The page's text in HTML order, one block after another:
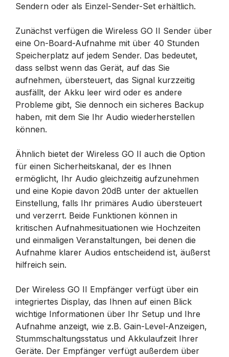
Sendern oder als Einzel-Sender-Set erhältlich.
Zunächst verfügen die Wireless GO II Sender über
eine On-Board-Aufnahme mit über 40 Stunden
Speicherplatz auf jedem Sender. Das bedeutet,
dass selbst wenn das Gerät, auf das Sie
aufnehmen, übersteuert, das Signal kurzzeitig
ausfällt, der Akku leer wird oder es andere
Probleme gibt, Sie dennoch ein sicheres Backup
haben, mit dem Sie Ihr Audio wiederherstellen
können.
Ähnlich bietet der Wireless GO II auch die Option
für einen Sicherheitskanal, der es Ihnen
ermöglicht, Ihr Audio gleichzeitig aufzunehmen
und eine Kopie davon 20dB unter der aktuellen
Einstellung, falls Ihr primäres Audio übersteuert
und verzerrt. Beide Funktionen können in
kritischen Aufnahmesituationen wie Hochzeiten
und einmaligen Veranstaltungen, bei denen die
Aufnahme klarer Audios entscheidend ist, äußerst
hilfreich sein.
Der Wireless GO II Empfänger verfügt über ein
integriertes Display, das Ihnen auf einen Blick
wichtige Informationen über Ihr Setup und Ihre
Aufnahme anzeigt, wie z.B. Gain-Level-Anzeigen,
Stummschaltungsstatus und Akkulaufzeit Ihrer
Geräte. Der Empfänger verfügt außerdem über